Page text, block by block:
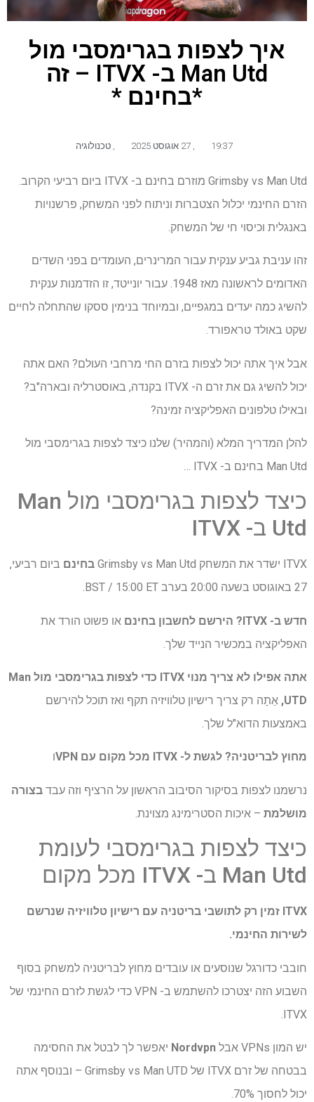
איך לצפות בגרימסבי מול
Man Utd ב- ITVX – זה
*בחינם *
19:37 טכנולוגיה
Grimsby vs Man Utd מוזרם בחינם ב- ITVX ביום רביעי הקרוב.
הזרם החינמי יכלול הצטברות וניתוח לפני המשחק, פרשנויות
באנגלית וכיסוי חי של המשחק.
זהו עניבת גביע ענקית עבור המרינרים, העומדים בפני השדים
האדומים לראשונה מאז 1948. עבור יונייטד, זו הזדמנות ענקית
להשיג כמה יעדים במגפיים, ובמיוחד בנימין ססקו שהתחלה לחיים
שקט באולד טראפורד.
אבל איך אתה יכול לצפות בזרם החי מרחבי העולם? האם אתה
יכול להשיג גם את זרם ה- ITVX בקנדה, באוסטרליה ובארה"ב?
ובאילו טלפונים האפליקציה זמינה?
להלן המדריך המלא (והמהיר) שלנו כיצד לצפות בגרימסבי מול
Man Utd בחינם ב- ITVX …
כיצד לצפות בגרימסבי מול Man
Utd ב- ITVX
ITVX ישדר את המשחק Grimsby vs Man Utd בחינם ביום רביעי,
27 באוגוסט בשעה 20:00 בערב BST / 15:00 ET.
חדש ב- ITVX? הירשם לחשבון בחינם או פשוט הורד את
האפליקציה במכשיר הנייד שלך.
אתה אפילו לא צריך מנוי ITVX כדי לצפות בגרימסבי מול Man
UTD, אַתָה רק צריך רישיון טלוויזיה תקף ואז תוכל להירשם
באמצעות הדוא"ל שלך.
מחוץ לבריטניה? לגשת ל- ITVX מכל מקום עם VPN ו
נרשמנו לצפות בסיקור הסיבוב הראשון על הרציף וזה עבד בצורה
מושלמת – איכות הסטרימינג מצוינת.
כיצד לצפות בגרימסבי לעומת
Man Utd ב- ITVX מכל מקום
ITVX זמין רק לתושבי בריטניה עם רישיון טלוויזיה שנרשם
לשירות החינמי.
חובבי כדורגל שנוסעים או עובדים מחוץ לבריטניה למשחק בסוף
השבוע הזה יצטרכו להשתמש ב- VPN כדי לגשת לזרם החינמי של
ITVX.
יש המון VPNs אבל Nordvpn יאפשר לך לבטל את החסימה
בבטחה של זרם ITVX של Grimsby vs Man UTD – ובנוסף אתה
יכול לחסוך 70%.